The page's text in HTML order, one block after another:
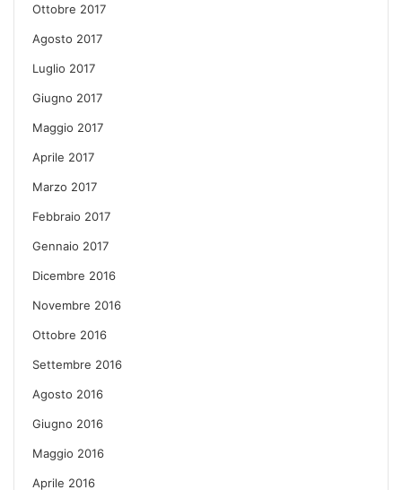
Ottobre 2017
Agosto 2017
Luglio 2017
Giugno 2017
Maggio 2017
Aprile 2017
Marzo 2017
Febbraio 2017
Gennaio 2017
Dicembre 2016
Novembre 2016
Ottobre 2016
Settembre 2016
Agosto 2016
Giugno 2016
Maggio 2016
Aprile 2016